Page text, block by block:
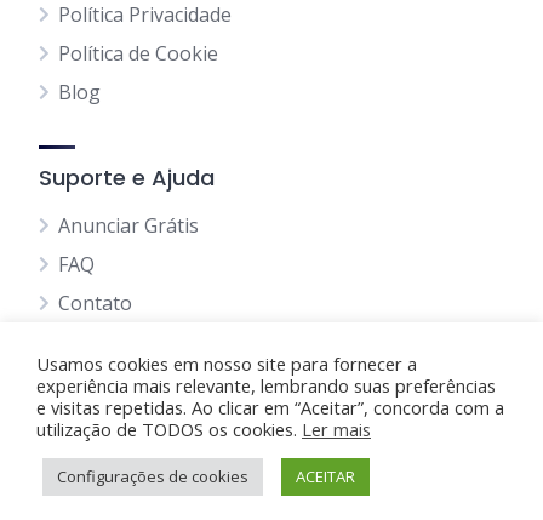
Política Privacidade
Política de Cookie
Blog
Suporte e Ajuda
Anunciar Grátis
FAQ
Contato
Anunciando Agora
Página Inicial
Minha Conta
Usamos cookies em nosso site para fornecer a
experiência mais relevante, lembrando suas preferências
e visitas repetidas. Ao clicar em “Aceitar”, concorda com a
utilização de TODOS os cookies. Ler mais
Configurações de cookies ACEITAR